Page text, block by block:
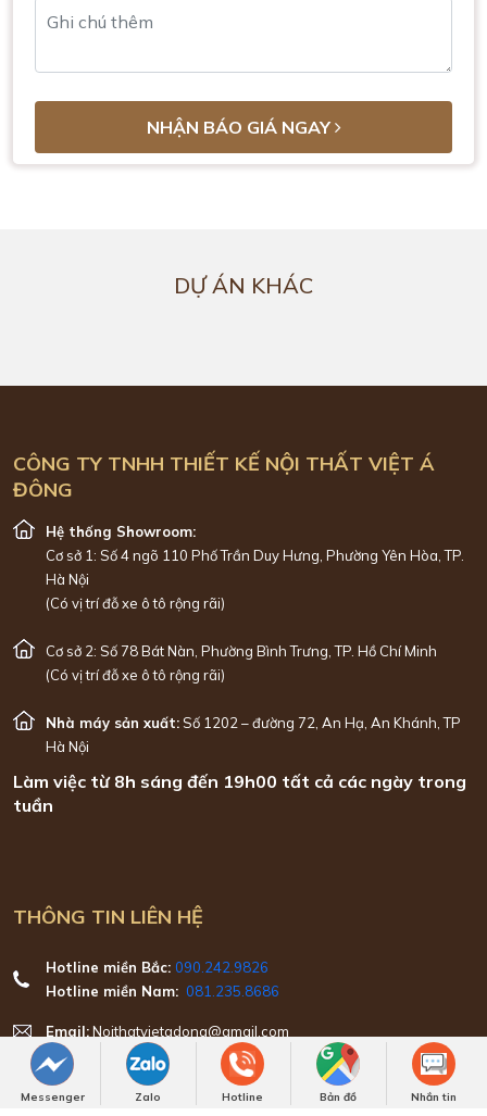
NHẬN BÁO GIÁ NGAY
DỰ ÁN KHÁC
CÔNG TY TNHH THIẾT KẾ NỘI THẤT VIỆT Á
ĐÔNG
Hệ thống Showroom:
Cơ sở 1: Số 4 ngõ 110 Phố Trần Duy Hưng, Phường Yên Hòa, TP.
Hà Nội
(Có vị trí đỗ xe ô tô rộng rãi)
Cơ sở 2: Số 78 Bát Nàn, Phường Bình Trưng, TP. Hồ Chí Minh
(Có vị trí đỗ xe ô tô rộng rãi)
Nhà máy sản xuất:Số 1202 – đường 72, An Hạ, An Khánh, TP
Hà Nội
Làm việc từ 8h sáng đến 19h00 tất cả các ngày trong
tuần
THÔNG TIN LIÊN HỆ
Hotline miền Bắc: 090.242.9826
Hotline miền Nam: 081.235.8686
Email:Noithatvietadong@gmail.com
Messenger Zalo Hotline Bản đồ Nhắn tin